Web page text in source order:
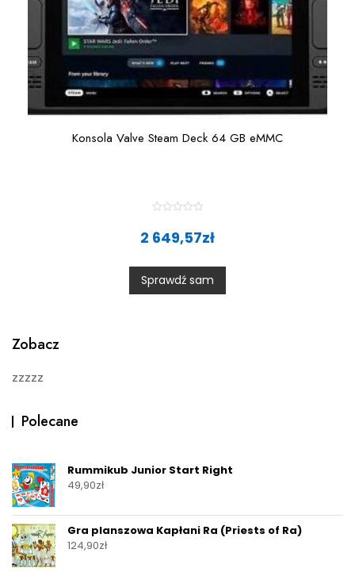
Konsola Valve Steam Deck 64 GB eMMC
a
t
0
o
t
2 649,57zł
Sprawdź sam
Zobacz
zzzzz
Polecane
Rummikub Junior Start Right
49,90zł
Gra planszowa Kapłani Ra (Priests of Ra)
124,90zł